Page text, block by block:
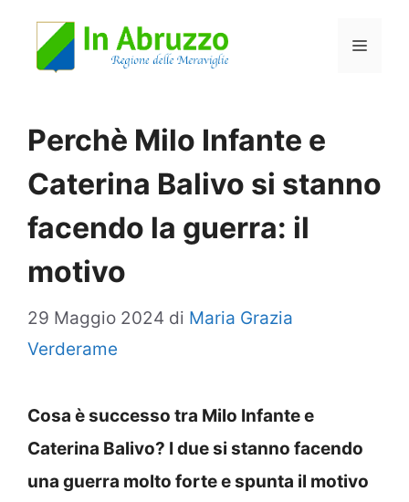
Menu
Perchè Milo Infante e
Caterina Balivo si stanno
facendo la guerra: il
motivo
29 Maggio 2024 di Maria Grazia
Verderame
Cosa è successo tra Milo Infante e
Caterina Balivo? I due si stanno facendo
una guerra molto forte e spunta il motivo